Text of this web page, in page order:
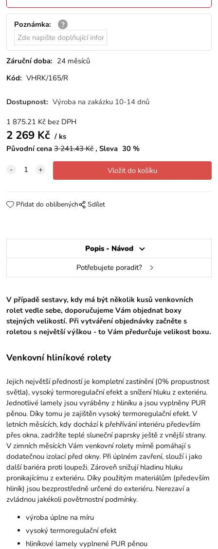
Poznámka:
Záruční doba: 24 měsíců
Kód: VHRK/165/R
Dostupnost: Výroba na zakázku 10-14 dnů
1 875.21 Kč bez DPH
2 269 Kč
ks
Původní cena 3 241.43Kč Sleva 30 %
Přidat do oblíbených Sdílet
Popis - Návod
Potřebujete poradit?
V případě sestavy, kdy má být několik kusů venkovních
rolet vedle sebe, doporučujeme Vám objednat boxy
stejných velikostí. Při vytváření objednávky začněte s
roletou s největší výškou - to Vám předurčuje velikost boxu.
Venkovní hliníkové rolety
Jejich největší předností je kompletní zastínění (0% propustnost
světla), vysoký termoregulační efekt a snížení hluku z exteriéru.
Jednotlivé lamely jsou vyráběny z hliníku a jsou vyplněny PUR
pěnou. Díky tomu je zajištěn vysoký termoregulační efekt. V
letních měsících, kdy dochází k přehřívání interiéru především
přes okna, zadržíte teplé sluneční paprsky ještě z vnější strany.
V zimních měsících Vám venkovní rolety mírně pomáhají s
dodatečnou izolací před okny. Při úplném zavření, slouží i jako
další bariéra proti loupeži. Zároveň snižují hladinu hluku
pronikajícímu z exteriéru. Díky použitým materiálům (především
hliník) jsou bezprostředně určené do exteriéru. Nerezaví a
zvládnou jakékoli povětrnostní podmínky.
výroba úplne na míru
vysoký termoregulační efekt
hliníkové lamely vyplnené PUR pěnou